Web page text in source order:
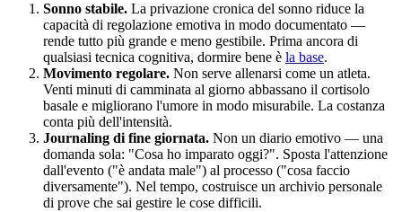
Sonno stabile. La privazione cronica del sonno riduce la
capacità di regolazione emotiva in modo documentato —
rende tutto più grande e meno gestibile. Prima ancora di
qualsiasi tecnica cognitiva, dormire bene è la base.
Movimento regolare. Non serve allenarsi come un atleta.
Venti minuti di camminata al giorno abbassano il cortisolo
basale e migliorano l'umore in modo misurabile. La costanza
conta più dell'intensità.
Journaling di fine giornata. Non un diario emotivo — una
domanda sola: "Cosa ho imparato oggi?". Sposta l'attenzione
dall'evento ("è andata male") al processo ("cosa faccio
diversamente"). Nel tempo, costruisce un archivio personale
di prove che sai gestire le cose difficili.